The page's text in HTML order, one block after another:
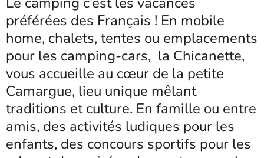
préférées des Français ! En mobile
home, chalets, tentes ou emplacements
pour les camping-cars, la Chicanette,
vous accueille au cœur de la petite
Camargue, lieu unique mêlant
traditions et culture. En famille ou entre
amis, des activités ludiques pour les
enfants, des concours sportifs pour les